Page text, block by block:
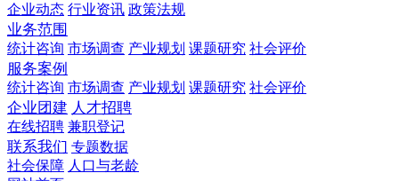
企业动态 行业资讯 政策法规
业务范围
统计咨询 市场调查 产业规划 课题研究 社会评价
服务案例
统计咨询 市场调查 产业规划 课题研究 社会评价
企业团建 人才招聘
在线招聘 兼职登记
联系我们 专题数据
社会保障 人口与老龄